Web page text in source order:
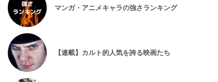
マンガ・アニメキャラの強さランキング
【連載】カルト的人気を誇る映画たち